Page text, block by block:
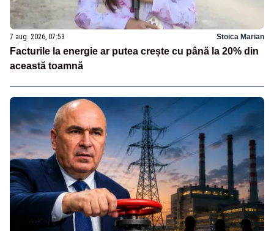
7 aug. 2026, 07:53 Stoica Marian
Facturile la energie ar putea crește cu până la 20% din
această toamnă